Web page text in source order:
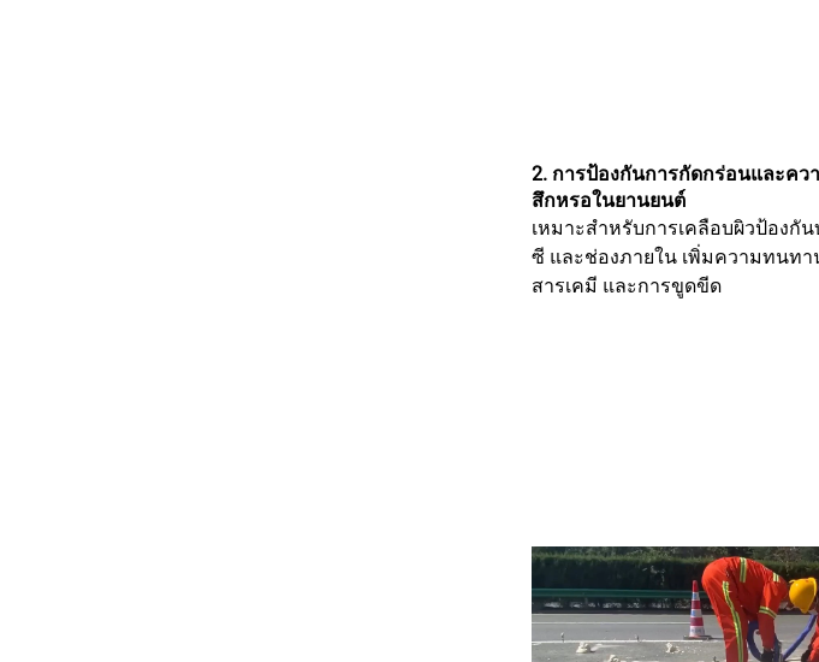
2. การป้องกันการกัดกร่อนและค
สึกหรอในยานยนต์
เหมาะสำหรับการเคลือบผิวป้องกั
ซี และช่องภายใน เพิ่มความทนท
สารเคมี และการขูดขีด